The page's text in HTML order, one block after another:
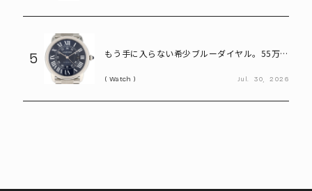
5
もう手に入らない希少ブルーダイヤル。55万円
Watch Jul. 30, 2026